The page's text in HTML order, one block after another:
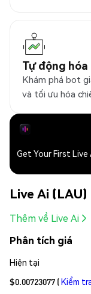
Tự động
Khám phá bot
và tối ưu hóa
Get Your First Live
Live Ai (LAU)
Thêm về Live Ai
Phân tích giá
Hiện tại
$0.00723077 (Kiểm